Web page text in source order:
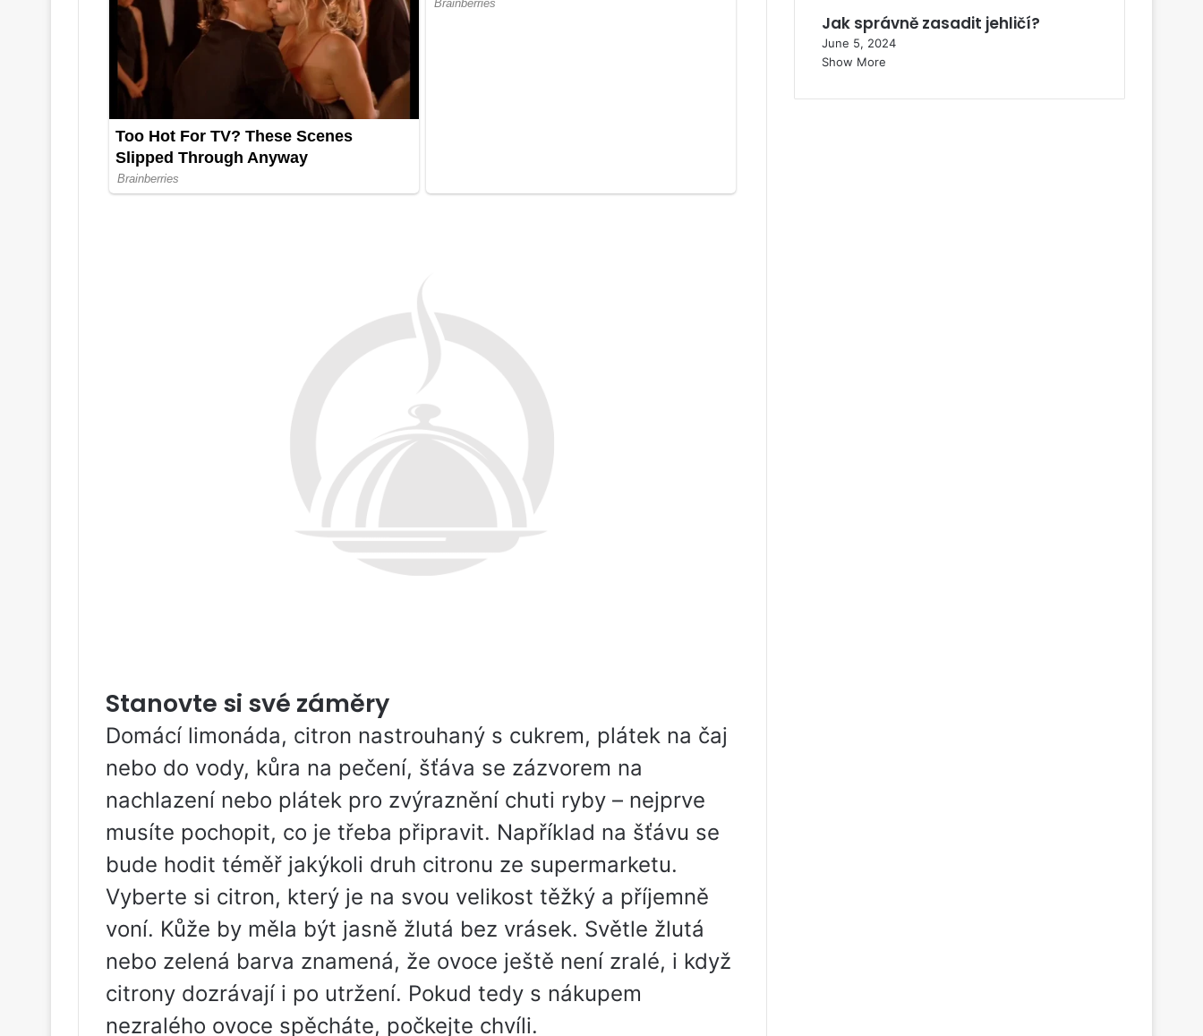
Stanovte si své záměry
Domácí limonáda, citron nastrouhaný s cukrem, plátek na čaj
nebo do vody, kůra na pečení, šťáva se zázvorem na
nachlazení nebo plátek pro zvýraznění chuti ryby – nejprve
musíte pochopit, co je třeba připravit. Například na šťávu se
bude hodit téměř jakýkoli druh citronu ze supermarketu.
Vyberte si citron, který je na svou velikost těžký a příjemně
voní. Kůže by měla být jasně žlutá bez vrásek. Světle žlutá
nebo zelená barva znamená, že ovoce ještě není zralé, i když
citrony dozrávají i po utržení. Pokud tedy s nákupem
nezralého ovoce spěcháte, počkejte chvíli.
Jak správně zasadit jehličí?
June 5, 2024
Show More